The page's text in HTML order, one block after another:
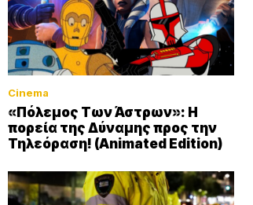
Cinema
«Πόλεμος Των Άστρων»: Η
πορεία της Δύναμης προς την
Τηλεόραση! (Animated Edition)